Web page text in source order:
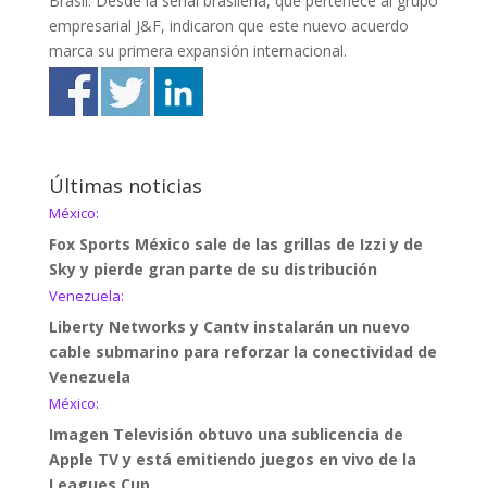
empresarial J&F, indicaron que este nuevo acuerdo
marca su primera expansión internacional.
Últimas noticias
México:
Fox Sports México sale de las grillas de Izzi y de
Sky y pierde gran parte de su distribución
Venezuela:
Liberty Networks y Cantv instalarán un nuevo
cable submarino para reforzar la conectividad de
Venezuela
México:
Imagen Televisión obtuvo una sublicencia de
Apple TV y está emitiendo juegos en vivo de la